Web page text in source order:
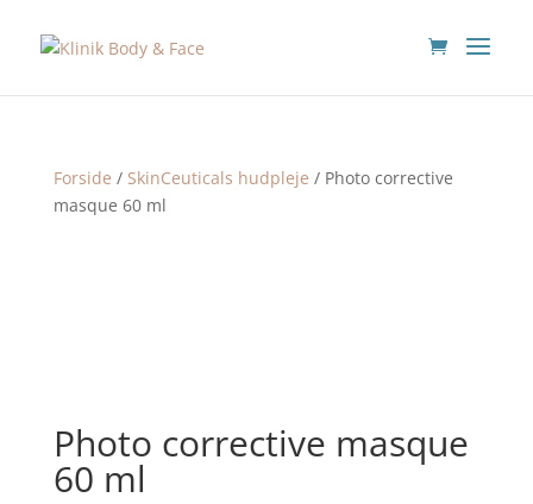
Forside / SkinCeuticals hudpleje / Photo corrective
masque 60 ml
Photo corrective masque
60 ml